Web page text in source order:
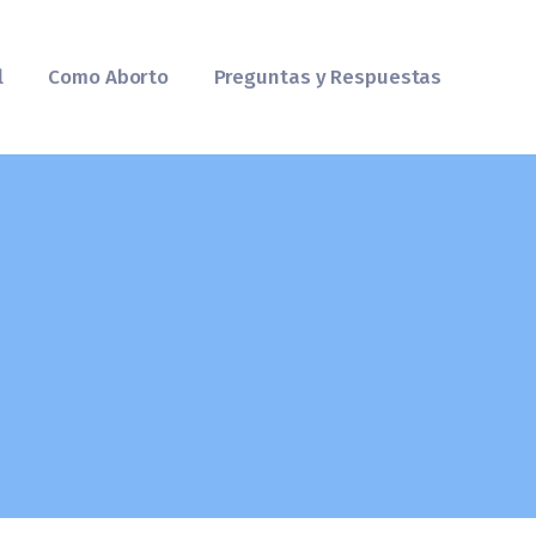
Como Aborto Preguntas y Respuestas